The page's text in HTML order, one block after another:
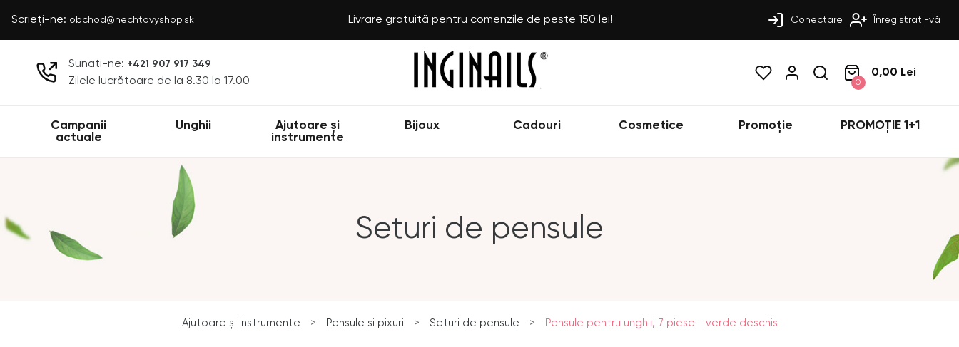
Scrieți-ne: obchod@nechtovyshop.sk Livrare gratuită pentru comenzile de peste 150 lei! Conectare Înregistrați-vă
Sunați-ne: +421 907 917 349
Zilele lucrătoare de la 8.30 la 17.00 0
0,00 Lei
Campanii
actuale
Unghii
Ajutoare și
instrumente
Bijoux Cadouri Cosmetice Promoție PROMOȚIE 1+1
Seturi de pensule
Ajutoare și instrumente > Pensule si pixuri > Seturi de pensule > Pensule pentru unghii, 7 piese - verde deschis